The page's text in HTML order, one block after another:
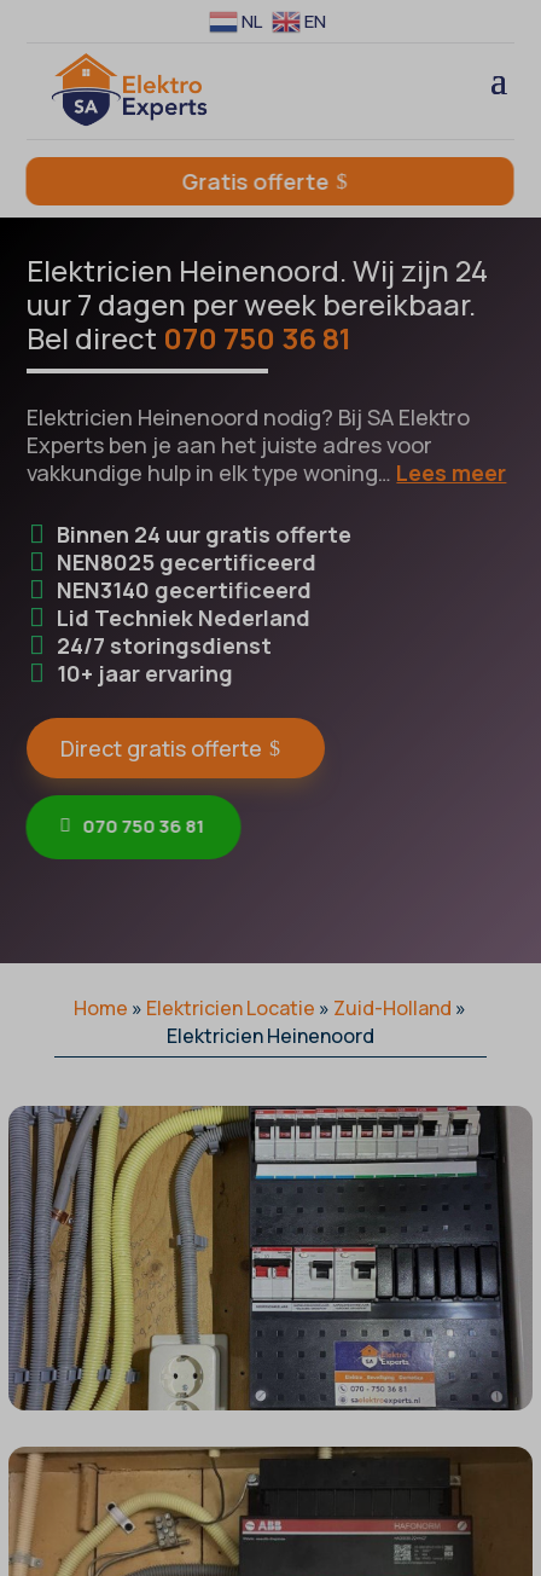
NL EN
Gratis offerte
Elektricien Heinenoord. Wij zijn 24
uur 7 dagen per week bereikbaar.
Bel direct 070 750 36 81
Elektricien Heinenoord nodig? Bij SA Elektro
Experts ben je aan het juiste adres voor
vakkundige hulp in elk type woning… Lees meer
Binnen 24 uur gratis offerte
NEN8025 gecertificeerd
NEN3140 gecertificeerd
Lid Techniek Nederland
24/7 storingsdienst
10+ jaar ervaring
Direct gratis offerte
070 750 36 81
Home » Elektricien Locatie » Zuid-Holland »
Elektricien Heinenoord